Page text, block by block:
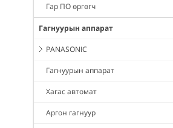
Гар ПО өргөгч
Гагнуурын аппарат
PANASONIC
Гагнуурын аппарат
Хагас автомат
Аргон гагнуур